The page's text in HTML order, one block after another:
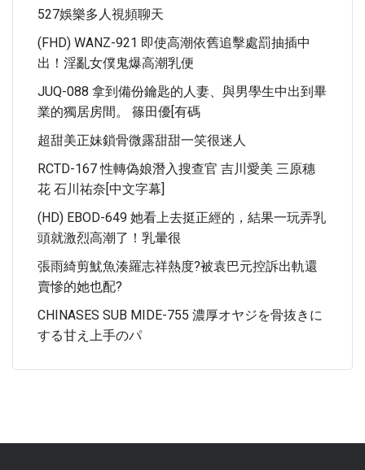
527娛樂多人視頻聊天
(FHD) WANZ-921 即使高潮依舊追擊處罰抽插中
出！淫亂女僕鬼爆高潮乳便
JUQ-088 拿到備份鑰匙的人妻、與男學生中出到畢
業的獨居房間。 篠田優[有碼
超甜美正妹鎖骨微露甜甜一笑很迷人
RCTD-167 性轉偽娘潛入搜查官 吉川愛美 三原穗
花 石川祐奈[中文字幕]
(HD) EBOD-649 她看上去挺正經的，結果一玩弄乳
頭就激烈高潮了！乳暈很
張雨綺剪魷魚湊羅志祥熱度?被袁巴元控訴出軌還
賣慘的她也配?
CHINASES SUB MIDE-755 濃厚オヤジを骨抜きに
する甘え上手のパ